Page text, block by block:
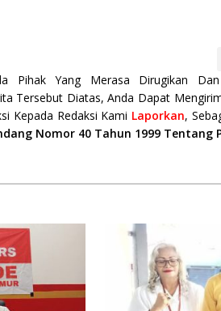
Pihak Yang Merasa Dirugikan
Tersebut Diatas, Anda Dapat
Kepada Redaksi Kami Laporkan,
Nomor 40 Tahun 1999 Tentang